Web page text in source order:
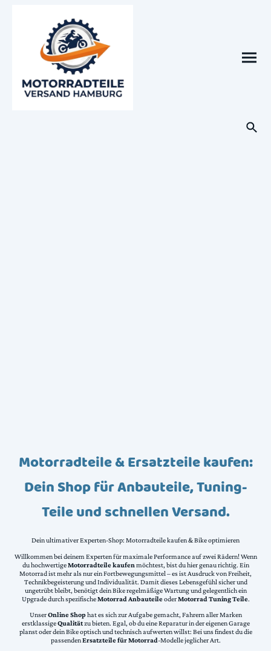
Motorradteile & Ersatzteile kaufen:
Dein Shop für Anbauteile, Tuning-
Teile und schnellen Versand.
Dein ultimativer Experten-Shop: Motorradteile kaufen & Bike optimieren
Willkommen bei deinem Experten für maximale Performance auf zwei Rädern! Wenn
du hochwertigeMotorradteile kaufen möchtest, bist du hier genau richtig. Ein
Motorrad ist mehr als nur ein Fortbewegungsmittel – es ist Ausdruck von Freiheit,
Technikbegeisterung und Individualität. Damit dieses Lebensgefühl sicher und
ungetrübt bleibt, benötigt dein Bike regelmäßige Wartung und gelegentlich ein
Upgrade durch spezifischeMotorrad AnbauteileoderMotorrad Tuning Teile.
UnserOnline Shophat es sich zur Aufgabe gemacht, Fahrern aller Marken
erstklassigeQualitätzu bieten. Egal, ob du eine Reparatur in der eigenen Garage
planst oder dein Bike optisch und technisch aufwerten willst: Bei uns findest du die
passendenErsatzteile für Motorrad-Modelle jeglicher Art.